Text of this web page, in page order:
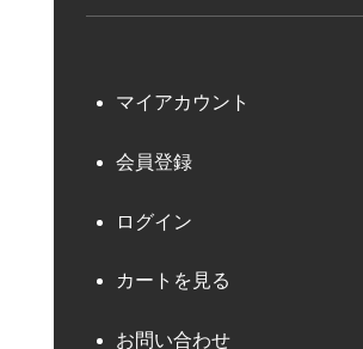
マイアカウント
会員登録
ログイン
カートを見る
お問い合わせ